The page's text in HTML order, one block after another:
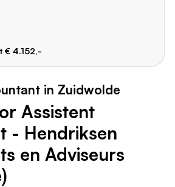
€ 4.152,-
in Zuidwolde
Assistent
- Hendriksen
en Adviseurs